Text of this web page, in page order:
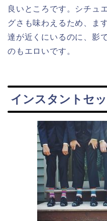
良いところです。シチュ
グさも味わえるため、ま
達が近くにいるのに、影
のもエロいです。
インスタントセ